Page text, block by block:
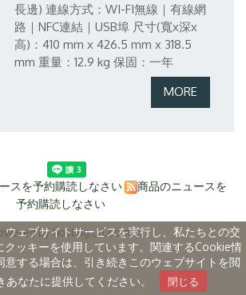
長邊) 連線方式：WI-FI無線｜有線網
路｜NFC連結｜USB埠 尺寸(寬x深x
高)：410 mm x 426.5 mm x 318.5
mm 重量：12.9 kg 保固：一年
スを予約購読しなさい
商品のニュースを
予約購読しなさい
by hosting.url.com.tw
ウェブサイトサービスを実行し、私たちとの交
クッキーを使用しています。関連するCookie情
意する場合は、引き続きこのウェブサイトを閲
あなたに提供してください。